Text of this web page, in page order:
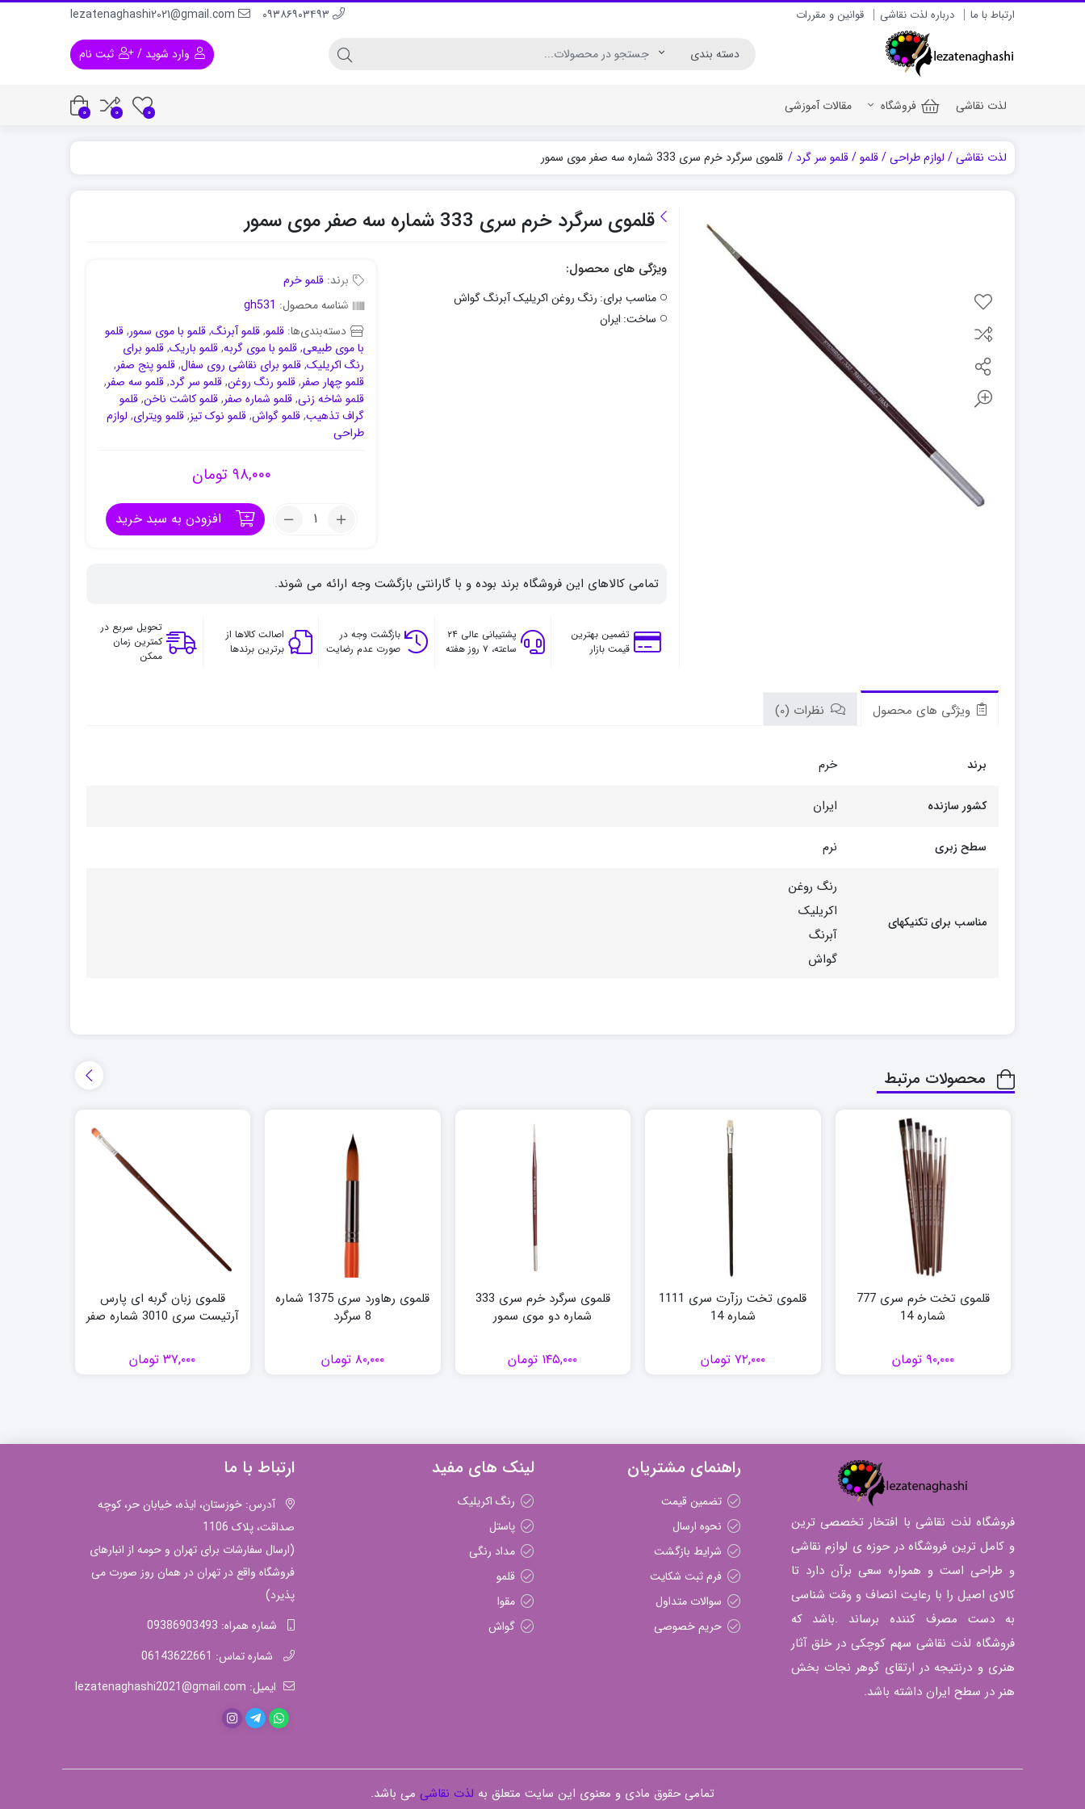
ارتباط با ما درباره لذت نقاشی قوانین و مقررات
وارد شوید / ثبت نام
لذت نقاشی فروشگاه
رنگ اکریلیک برای سفال رنگ اکریلیک برای چوب
مقالات آموزشی 0
0
0
لذت نقاشی لوازم طراحی قلمو قلمو سر گرد قلموی سرگرد خرم سری 333 شماره سه صفر موی سمور
قلموی سرگرد خرم سری 333 شماره سه صفر موی سمور
ویژگی های محصول:
مناسب برای: رنگ روغن اکریلیک آبرنگ گواش
ساخت: ایران
برند: قلمو خرم
شناسه محصول: gh531
دسته‌بندی‌ها: قلمو,قلمو آبرنگ,قلمو با موی سمور,قلمو
با موی طبیعی,قلمو با موی گربه,قلمو باریک,قلمو برای
رنگ اکریلیک,قلمو برای نقاشی روی سفال,قلمو پنج صفر,
قلمو چهار صفر,قلمو رنگ روغن,قلمو سر گرد,قلمو سه صفر,
قلمو شاخه زنی,قلمو شماره صفر,قلمو کاشت ناخن,قلمو
گراف تذهیب,قلمو گواش,قلمو نوک تیز,قلمو ویترای, لوازم
طراحی
۹۸,۰۰۰ تومان
تعداد:
سری
شماره
سه
افزودن به سبد خرید
تمامی کالاهای این فروشگاه برند بوده و با گارانتی بازگشت وجه ارائه می شوند.
تضمین بهترین
قیمت بازار
پشتیبانی عالی ۲۴
ساعته، ۷ روز هفته
بازگشت وجه در
صورت عدم رضایت
اصالت کالاها از
برترین برندها
تحویل سریع در
کمترین زمان
ممکن
ویژگی های محصول نظرات (0)
برند خرم
کشور سازنده ایران
سطح زبری نرم
مناسب برای تکنیکهای
رنگ روغن
اکریلیک
آبرنگ
گواش
محصولات مرتبط
قلموی تخت خرم سری 777
شماره 14
۹۰,۰۰۰ تومان
قلموی تخت رزآرت سری 1111
شماره 14
۷۲,۰۰۰ تومان
قلموی سرگرد خرم سری 333
شماره دو موی سمور
۱۴۵,۰۰۰ تومان
قلموی رهاورد سری 1375 شماره
8 سرگرد
۸۰,۰۰۰ تومان
قلموی زبان گربه ای پارس
آرتیست سری 3010 شماره صفر
۳۷,۰۰۰ تومان
فروشگاه لذت نقاشی با افتخار تخصصی ترین
و کامل ترین فروشگاه در حوزه ی لوازم نقاشی
و طراحی است و همواره سعی برآن دارد تا
کالای اصیل را با رعایت انصاف و وقت شناسی
به دست مصرف کننده برساند .باشد که
فروشگاه لذت نقاشی سهم کوچکی در خلق آثار
هنری و درنتیجه در ارتقای گوهر نجات بخش
هنر در سطح ایران داشته باشد.
راهنمای مشتریان
تضمین قیمت
نحوه ارسال
شرایط بازگشت
فرم ثبت شکایت
سوالات متداول
حریم خصوصی
لینک های مفید
رنگ اکریلیک
پاستل
مداد رنگی
قلمو
مقوا
گواش
ارتباط با ما
آدرس: خوزستان، ایذه، خیابان حر، کوچه
صداقت، پلاک 1106
(ارسال سفارشات برای تهران و حومه از انبارهای
فروشگاه واقع در تهران در همان روز صورت می
پذیرد)
شماره همراه: 09386903493
شماره تماس: 06143622661
ایمیل: lezatenaghashi2021@gmail.com
تمامی حقوق مادی و معنوی این سایت متعلق به لذت نقاشی می باشد.